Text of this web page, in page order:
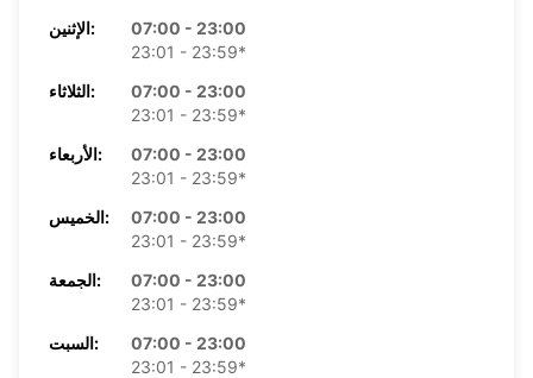
الإثنين:
07:00 - 23:00
23:01 - 23:59*
الثلاثاء:
07:00 - 23:00
23:01 - 23:59*
الأربعاء:
07:00 - 23:00
23:01 - 23:59*
الخميس:
07:00 - 23:00
23:01 - 23:59*
الجمعة:
07:00 - 23:00
23:01 - 23:59*
السبت:
07:00 - 23:00
23:01 - 23:59*